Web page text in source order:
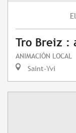
El
Tro Breiz :
ANIMACIÓN LOCAL
Saint-Yvi